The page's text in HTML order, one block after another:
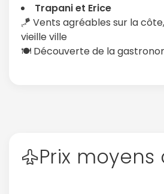
Trapani et Erice
🪁 Vents agréables sur la
vieille ville
🍽️ Découverte de la
Prix moyens